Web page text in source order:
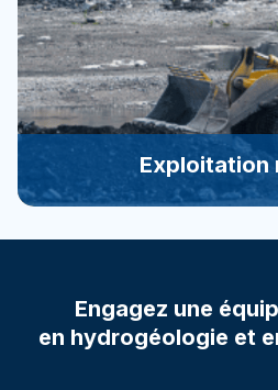
Exploitation
Exploitation
Engagez une
en hydrogéologie et